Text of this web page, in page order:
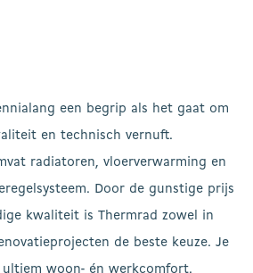
een begrip als het gaat om
en technisch vernuft.
radiatoren, vloerverwarming en
Door de gunstige prijs
kwaliteit is Thermrad zowel in
de beste keuze. Je
woon- én werkcomfort.